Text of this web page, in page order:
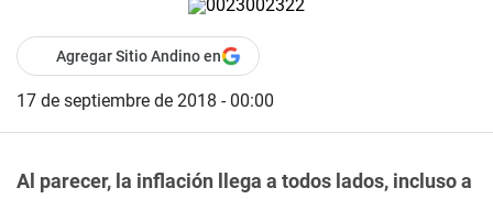
Agregar Sitio Andino en
17 de septiembre de 2018 - 00:00
Al parecer, la inflación llega a todos lados, incluso a